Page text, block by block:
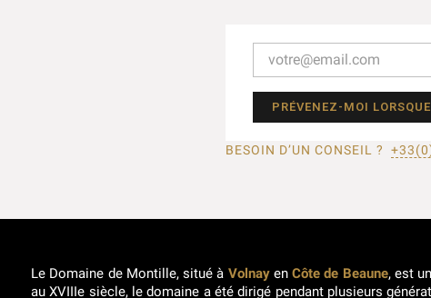
PRÉVENEZ-MOI
BESOIN D’UN CONSEIL ?
Le Domaine de Montille, situé à VolnayenCôte de Beaune, est
au XVIIIe siècle, le domaine a été dirigé pendant plusieurs